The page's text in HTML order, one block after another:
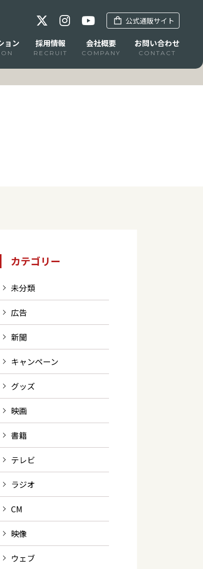
公式通販サイト
ョン 採用情報
RECRUIT
会社概要
COMPANY
お問い合わせ
CONTACT
カテゴリー
未分類
広告
新聞
キャンペーン
グッズ
映画
書籍
テレビ
ラジオ
CM
映像
ウェブ